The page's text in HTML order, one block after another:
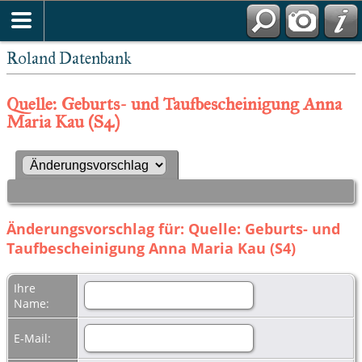
Roland Datenbank
Quelle: Geburts- und Taufbescheinigung Anna
Maria Kau (S4)
Änderungsvorschlag für: Quelle: Geburts- und
Taufbescheinigung Anna Maria Kau (S4)
Ihre
Name:
E-Mail: